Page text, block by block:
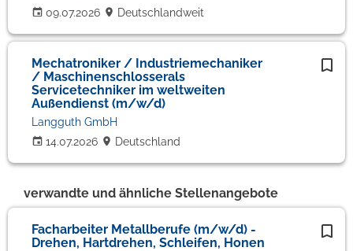
09.07.2026
Deutschlandweit
Mechatroniker / Industriemechaniker
/ Maschinenschlosserals
Servicetechniker im weltweiten
Außendienst (m/w/d)
14.07.2026
Langguth GmbH
Deutschland
verwandte und ähnliche Stellenangebote
Facharbeiter Metallberufe (m/w/d) -
Drehen, Hartdrehen, Schleifen, Honen